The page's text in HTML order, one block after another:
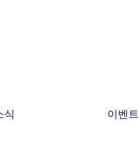
식 이벤트